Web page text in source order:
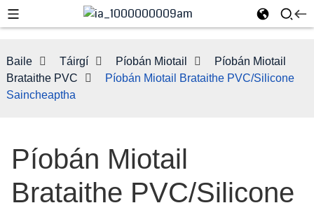
Baile Táirgí Píobán Miotail
Píobán Miotail
Brataithe PVC
Píobán Miotail Brataithe PVC/Silicone
Saincheaptha
Píobán Miotail
Brataithe PVC/Silicone